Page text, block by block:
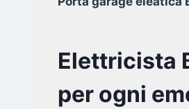
Elettricista
per ogni